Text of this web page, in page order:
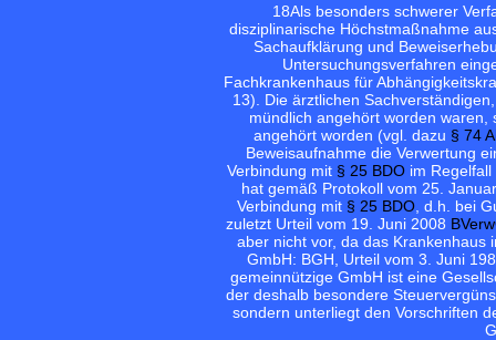
18Als besonders schwerer
disziplinarische Höchstmaßnahme
Sachaufklärung und
Untersuchungsverfahren
Fachkrankenhaus für
13). Die ärztlichen
mündlich angehört worden
angehört worden (vgl. dazu § 74
Beweisaufnahme die Verwertung
Verbindung mit § 25 BDO im
hat gemäß Protokoll vom 25.
Verbindung mit § 25 BDO , d.h. bei
zuletzt Urteil vom 19. Juni 2008
aber nicht vor, da das Krankenhaus
GmbH: BGH, Urteil vom 3. Juni
gemeinnützige GmbH ist eine
der deshalb besondere
sondern unterliegt den Vorschriften